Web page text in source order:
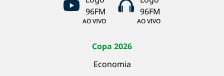
AO VIVO AO VIVO
Copa 2026
Economia